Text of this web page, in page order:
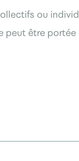
ou
peut être